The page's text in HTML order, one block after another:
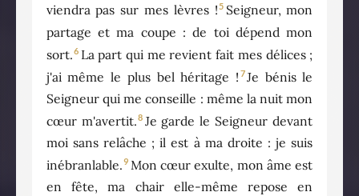
viendra pas sur mes lèvres !5 Seigneur, mon
partage et ma coupe : de toi dépend mon
sort.6 La part qui me revient fait mes délices ;
j'ai même le plus bel héritage ! 7Je bénis le
Seigneur qui me conseille : même la nuit mon
cœur m'avertit.8 Je garde le Seigneur devant
moi sans relâche ; il est à ma droite : je suis
inébranlable.9 Mon cœur exulte, mon âme est
en fête, ma chair elle-même repose en